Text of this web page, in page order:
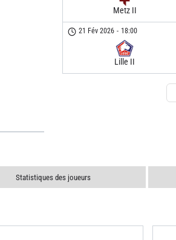
Metz II
21 Fév 2026 - 18:00
Lille II
Statistiques des joueurs